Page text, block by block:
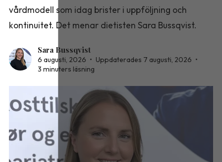
vårdmodell som idag brister i uppföljning och
kontinuitet. Det menar dietisten Sara Bussqvist.
Sara Bussqvist
6 augusti, 2026 • Uppdaterades 7 augusti, 2026 •
3 minuters läsning